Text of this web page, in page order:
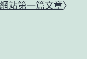
網站第一篇文章〉